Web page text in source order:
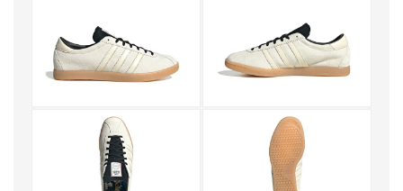
referências ao álbum de estreia autointitulado da banda,
lançado em 1989. As palmilhas exibem a arte do disco
com letras douradas, enquanto a língua esquerda
cítrico presta homenagem ao espírito de contestação
antiestablishment, inspirado nos limões usados por
manifestantes para amenizar os efeitos do gás